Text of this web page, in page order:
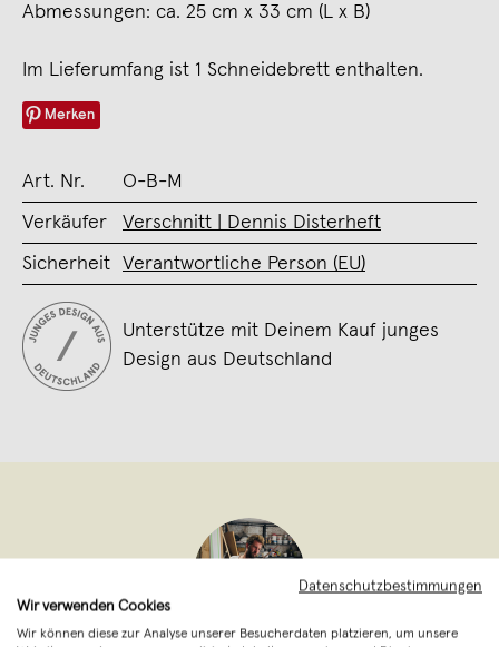
Abmessungen: ca. 25 cm x 33 cm (L x B)
Im Lieferumfang ist 1 Schneidebrett enthalten.
Merken
Art. Nr. O-B-M
Verkäufer Verschnitt | Dennis Disterheft
Sicherheit Verantwortliche Person (EU)
Unterstütze mit Deinem Kauf junges
Design aus Deutschland
Datenschutzbestimmungen
Wir verwenden Cookies
Wir können diese zur Analyse unserer Besucherdaten platzieren, um unsere